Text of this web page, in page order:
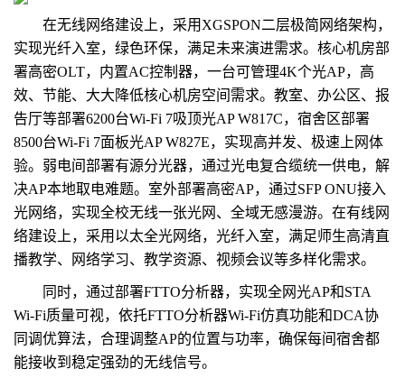
在无线网络建设上，采用XGSPON二层极简网络架构，
实现光纤入室，绿色环保，满足未来演进需求。核心机房部
署高密OLT，内置AC控制器，一台可管理4K个光AP，高
效、节能、大大降低核心机房空间需求。教室、办公区、报
告厅等部署6200台Wi-Fi 7吸顶光AP W817C，宿舍区部署
8500台Wi-Fi 7面板光AP W827E，实现高并发、极速上网体
验。弱电间部署有源分光器，通过光电复合缆统一供电，解
决AP本地取电难题。室外部署高密AP，通过SFP ONU接入
光网络，实现全校无线一张光网、全域无感漫游。在有线网
络建设上，采用以太全光网络，光纤入室，满足师生高清直
播教学、网络学习、教学资源、视频会议等多样化需求。
同时，通过部署FTTO分析器，实现全网光AP和STA
Wi-Fi质量可视，依托FTTO分析器Wi-Fi仿真功能和DCA协
同调优算法，合理调整AP的位置与功率，确保每间宿舍都
能接收到稳定强劲的无线信号。